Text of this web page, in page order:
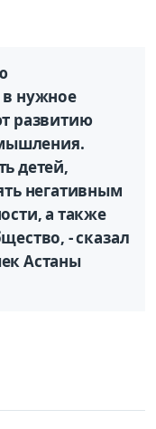
нужное
развитию
детей,
негативным
а также
- сказал
Астаны